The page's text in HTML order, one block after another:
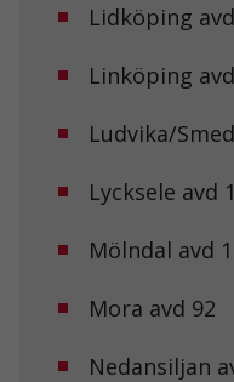
Lidköping
Linköping
Ludvika/
Lycksele avd
Mölndal avd
Mora avd 92
Nedansiljan